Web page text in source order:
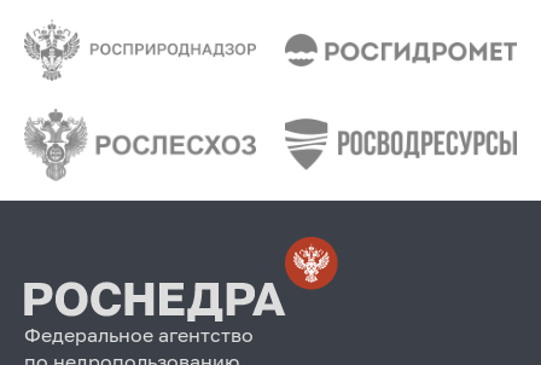
Федеральное агентство